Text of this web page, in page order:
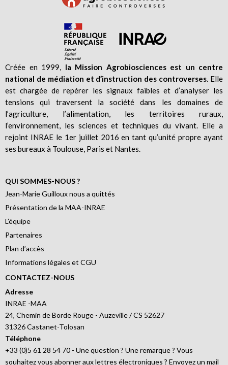
Créée en 1999,
la Mission Agrobiosciences est un centre
national de médiation et d’instruction des controverses . Elle
est chargée de repérer les signaux faibles et d’analyser les
tensions qui traversent la société dans les domaines de
l’agriculture, l’alimentation, les territoires ruraux,
l’environnement, les sciences et techniques du vivant. Elle a
rejoint INRAE le 1er juillet 2016 en tant qu’unité propre ayant
ses bureaux à Toulouse, Paris et Nantes.
QUI SOMMES-NOUS ?
Jean-Marie Guilloux nous a quittés
Présentation de la MAA-INRAE
L’équipe
Partenaires
Plan d’accès
Informations légales et CGU
CONTACTEZ-NOUS
Adresse
INRAE -MAA
24, Chemin de Borde Rouge - Auzeville / CS 52627
31326 Castanet-Tolosan
Téléphone
+33 (0)5 61 28 54 70 - Une question ? Une remarque ? Vous
souhaitez vous abonner aux lettres électroniques ? Envoyez un mail